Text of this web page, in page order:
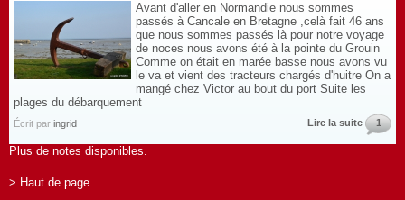
Avant d'aller en Normandie nous sommes
passés à Cancale en Bretagne ,celà fait 46 ans
que nous sommes passés là pour notre voyage
de noces nous avons été à la pointe du Grouin
Comme on était en marée basse nous avons vu
le va et vient des tracteurs chargés d'huitre On a
mangé chez Victor au bout du port Suite les
plages du débarquement
Écrit par ingrid Lire la suite 1
Plus de notes disponibles.
> Haut de page